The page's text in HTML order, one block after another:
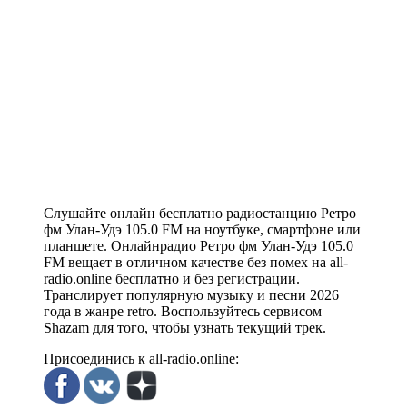
Слушайте онлайн бесплатно радиостанцию Ретро
фм Улан-Удэ 105.0 FM на ноутбуке, смартфоне или
планшете. Онлайнрадио Ретро фм Улан-Удэ 105.0
FM вещает в отличном качестве без помех на all-
radio.online бесплатно и без регистрации.
Транслирует популярную музыку и песни 2026
года в жанре retro. Воспользуйтесь сервисом
Shazam для того, чтобы узнать текущий трек.
Присоединись к all-radio.online: